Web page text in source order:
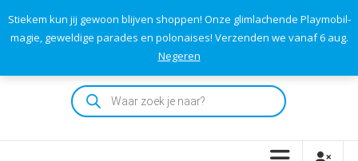
Stiekem kun jij gewoon blijven shoppen! Onze glimlachende Playmobil-
magie, geweldige parades en polonaises! Verzenden we vanaf 6 aug.
Negeren
content
Playmodok
Tweedehands
TOTAAL
Producten
zoeken